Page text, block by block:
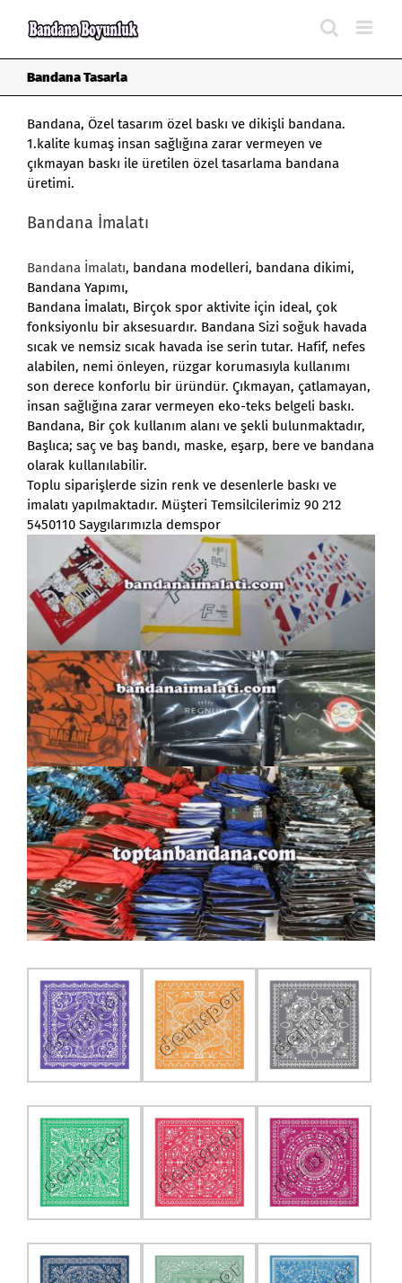
Bandana Tasarla
Bandana, Özel tasarım özel baskı ve dikişli bandana.
1.kalite kumaş insan sağlığına zarar vermeyen ve
çıkmayan baskı ile üretilen özel tasarlama bandana
üretimi.
Bandana İmalatı
Bandana İmalatı, bandana modelleri, bandana dikimi,
Bandana Yapımı,
Bandana İmalatı, Birçok spor aktivite için ideal, çok
fonksiyonlu bir aksesuardır. Bandana Sizi soğuk havada
sıcak ve nemsiz sıcak havada ise serin tutar. Hafif, nefes
alabilen, nemi önleyen, rüzgar korumasıyla kullanımı
son derece konforlu bir üründür. Çıkmayan, çatlamayan,
insan sağlığına zarar vermeyen eko-teks belgeli baskı.
Bandana, Bir çok kullanım alanı ve şekli bulunmaktadır,
Başlıca; saç ve baş bandı, maske, eşarp, bere ve bandana
olarak kullanılabilir.
Toplu siparişlerde sizin renk ve desenlerle baskı ve
imalatı yapılmaktadır. Müşteri Temsilcilerimiz 90 212
5450110 Saygılarımızla demspor